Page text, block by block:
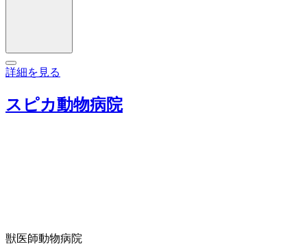
詳細を見る
スピカ動物病院
獣医師動物病院